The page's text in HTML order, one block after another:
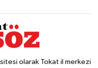
olarak Tokat il merkezi